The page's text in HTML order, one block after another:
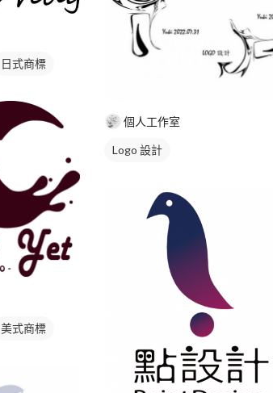
日式商標
美式商標
個人工作室
Logo 設計